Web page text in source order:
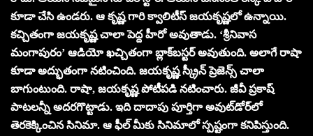
కూడా చేసి ఉండరు. ఆ కృష్ణ గారి క్వాలిటీస్ జయకృష్ణలో ఉన్నాయి.
కచ్చితంగా జయకృష్ణ చాలా పెద్ద హీరో అవుతాడు. ‘శ్రీనివాస
మంగాపురం’ ఆడియో ఖచ్చితంగా బ్లాక్‌బస్టర్ అవుతుంది. అలాగే రాషా
కూడా అద్భుతంగా నటించింది. జయకృష్ణ స్క్రీన్ ప్రెజెన్స్ చాలా
బాగుంటుంది. రాషా, జయకృష్ణ పోటీపడి నటించారు. జీవీ ప్రకాష్
పాటలన్నీ అదరగొట్టాడు. ఇది దాదాపు పూర్తిగా అవుట్‌డోర్‌లో
తెరకెక్కించిన సినిమా. ఆ ఫీల్ మీకు సినిమాలో స్పష్టంగా కనిపిస్తుంది.